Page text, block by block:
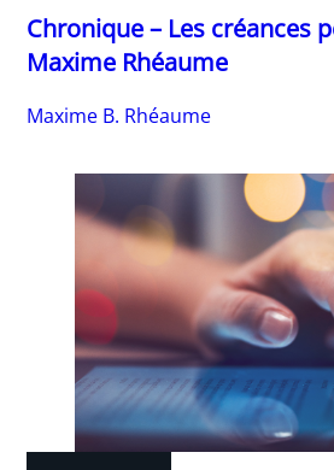
Chronique – Les créances
Maxime Rhéaume
Maxime B. Rhéaume